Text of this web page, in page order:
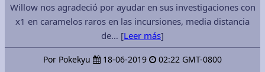
Willow nos agradeció por ayudar en sus investigaciones con
x1 en caramelos raros en las incursiones, media distancia
de… [Leer más]
Por Pokekyu 18-06-2019 02:22 GMT-0800